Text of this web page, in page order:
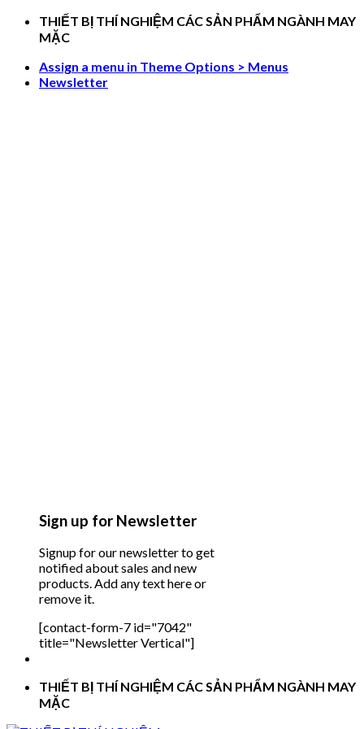
Skip
THIẾT BỊ THÍ NGHIỆM CÁC SẢN PHẨM NGÀNH MAY
MẶC
Assign a menu in Theme Options > Menus
Newsletter
Sign up for Newsletter
Signup for our newsletter to get
notified about sales and new
products. Add any text here or
remove it.
[contact-form-7 id="7042"
title="Newsletter Vertical"]
THIẾT BỊ THÍ NGHIỆM CÁC SẢN PHẨM NGÀNH MAY
MẶC